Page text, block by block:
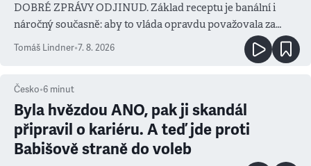
DOBRÉ ZPRÁVY ODJINUD. Základ receptu je banální i
náročný současně: aby to vláda opravdu považovala za
prioritu
Tomáš Lindner•7. 8. 2026
Česko•6 minut
Byla hvězdou ANO, pak ji skandál
připravil o kariéru. A teď jde proti
Babišově straně do voleb